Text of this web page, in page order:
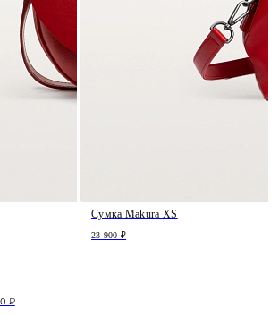
Сумка Makura XS
23 900 ₽
₽